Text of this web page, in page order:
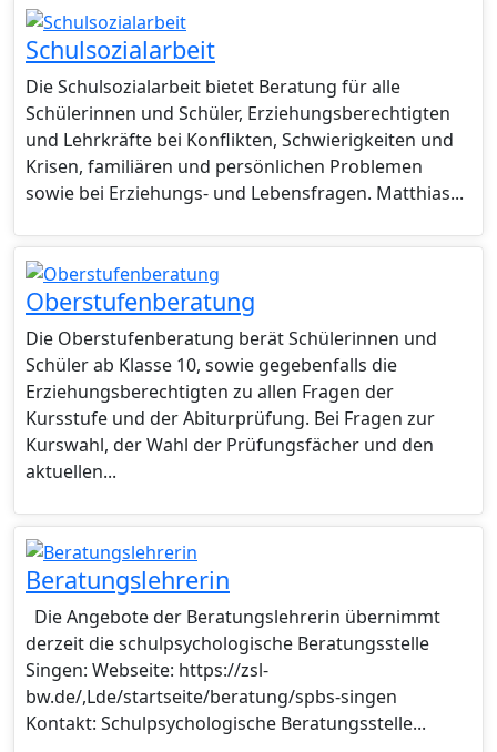
Schulsozialarbeit
Die Schulsozialarbeit bietet Beratung für alle
Schülerinnen und Schüler, Erziehungsberechtigten
und Lehrkräfte bei Konflikten, Schwierigkeiten und
Krisen, familiären und persönlichen Problemen
sowie bei Erziehungs- und Lebensfragen. Matthias...
Oberstufenberatung
Die Oberstufenberatung berät Schülerinnen und
Schüler ab Klasse 10, sowie gegebenfalls die
Erziehungsberechtigten zu allen Fragen der
Kursstufe und der Abiturprüfung. Bei Fragen zur
Kurswahl, der Wahl der Prüfungsfächer und den
aktuellen...
Beratungslehrerin
Die Angebote der Beratungslehrerin übernimmt
derzeit die schulpsychologische Beratungsstelle
Singen: Webseite: https://zsl-
bw.de/,Lde/startseite/beratung/spbs-singen
Kontakt: Schulpsychologische Beratungsstelle...